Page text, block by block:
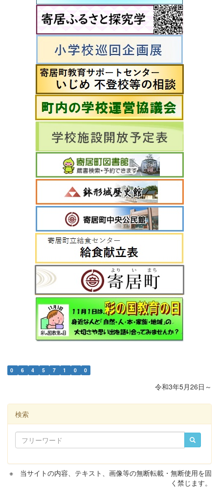
0 6 4 5 7 1 0 0
令和3年5月26日～
検索
※ 当サイトの内容、テキスト、画像等の無断転載・無断使用を固
く禁じます。